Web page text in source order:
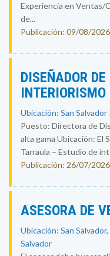
Experiencia en Ventas/
de...
Publicación: 09/08/
DISEÑADOR DE
INTERIORISMO
Ubicación: San
Puesto: Directora de
alta gama Ubicación: El
Tarraula – Estudio de
Publicación: 26/07/
ASESORA DE
Ubicación: San
Salvador